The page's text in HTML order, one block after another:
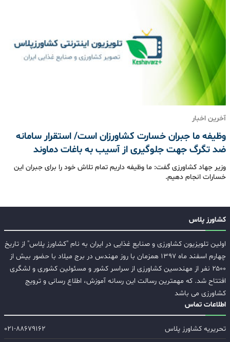
آخرین اخبار
وظیفه ما جبران خسارت کشاورزان است/ استقرار سامانه
ضد تگرگ جهت جلوگیری از آسیب به باغات دماوند
وزیر جهاد کشاورزی گفت: ما وظیفه داریم تمام تلاش خود را برای جبران این
خسارات انجام دهیم.
کشاورز پلاس
اولین تلویزیون کشاورزی و صنایع غذایی در ایران به نام "کشاورز پلاس" از تاریخ
چهارم اسفند ماه ۱۳۹۷ همزمان با روز مهندس در برج میلاد با حضور بیش از
۲۵۰۰ نفر از مهندسین کشاورزی از سراسر کشور و مسئولین کشوری و لشگری
افتتاح شد. که مهمترین رسالت این رسانه آموزش، اطلاع رسانی و ترویج
کشاورزی می باشد
اطلاعات تماس
تحریریه کشاورز پلاس
۰۲۱-۸۸۶۷۹۱۶۲